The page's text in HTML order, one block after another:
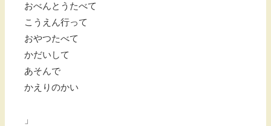
おべんとうたべて
こうえん行って
おやつたべて
かだいして
あそんで
かえりのかい
」